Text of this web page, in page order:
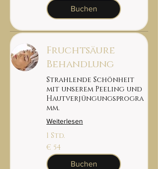
Buchen
Fruchtsäure
Behandlung
Strahlende Schönheit
mit unserem Peeling und
Hautverjüngungsprogra
mm.
Weiterlesen
1 Std.
54
euro
€ 54
Buchen